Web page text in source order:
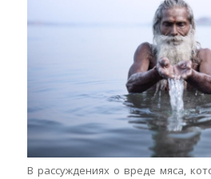
В рассуждениях о вреде мяса,